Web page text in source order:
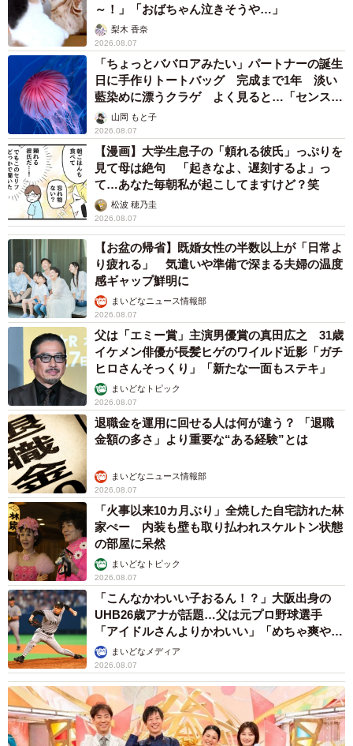
～！」「おばちゃん泣きそうや…」
梨木 香奈
2026.08.07
「ちょっとババロアみたい」パートナーの誕生
日に手作りトートバッグ 完成まで1年 淡い
藍染めに漂うクラゲ よく見ると…「センスす
ごい」山岡 もと子
2026.08.07
【漫画】大学生息子の「頼れる彼氏」っぷりを
見て母は絶句 「起きなよ、遅刻するよ」っ
て…あなた毎朝私が起こしてますけど？笑
松波 穂乃圭
2026.08.07
【お盆の帰省】既婚女性の半数以上が「日常よ
り疲れる」 気遣いや準備で深まる夫婦の温度
感ギャップ鮮明に
まいどなニュース情報部
2026.08.07
父は「エミー賞」主演男優賞の真田広之 31歳
イケメン俳優が長髪ヒゲのワイルド近影「ガチ
ヒロさんそっくり」「新たな一面もステキ」
まいどなトピック
2026.08.07
退職金を運用に回せる人は何が違う？ 「退職
金額の多さ」より重要な“ある経験”とは
まいどなニュース情報部
2026.08.07
「火事以来10カ月ぶり」全焼した自宅訪れた林
家ぺー 内装も壁も取り払われスケルトン状態
の部屋に呆然
まいどなトピック
2026.08.07
「こんなかわいい子おるん！？」大阪出身の
UHB26歳アナが話題…父は元プロ野球選手
「アイドルさんよりかわいい」「めちゃ爽や
か」まいどなメディア
2026.08.07